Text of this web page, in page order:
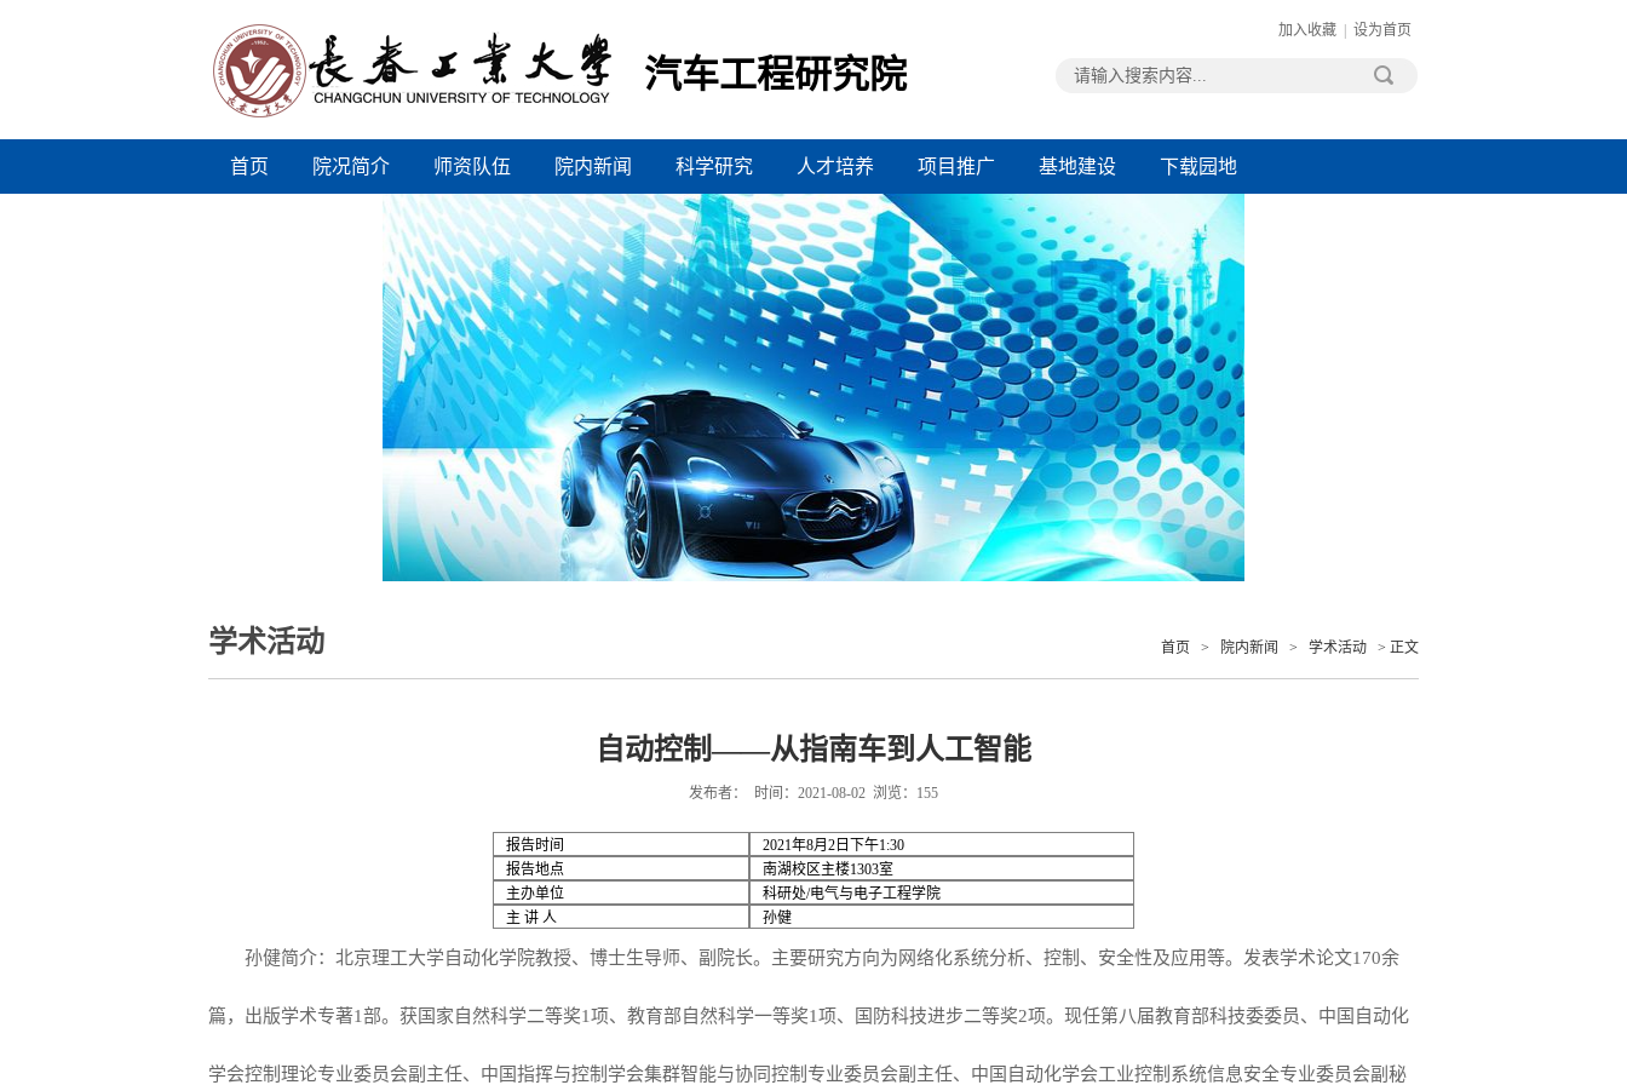
汽车工程研究院
加入收藏 设为首页
首页 院况简介 师资队伍 院内新闻 科学研究 人才培养 项目推广 基地建设 下载园地
学术活动 首页 > 院内新闻 > 学术活动 > 正文
自动控制——从指南车到人工智能
发布者： 时间：2021-08-02 浏览： 155
报告时间
2021年8月2日下午1:30
报告地点
南湖校区主楼1303室
主办单位
科研处/电气与电子工程学院
主 讲 人
孙健
孙健简介：北京理工大学自动化学院教授、博士生导师、副院长。主要研究方向为网络化系统分析、控制、安全性及应用等。发表学术论文170余
篇，出版学术专著1部。获国家自然科学二等奖1项、教育部自然科学一等奖1项、国防科技进步二等奖2项。现任第八届教育部科技委委员、中国自动化
学会控制理论专业委员会副主任、中国指挥与控制学会集群智能与协同控制专业委员会副主任、中国自动化学会工业控制系统信息安全专业委员会副秘